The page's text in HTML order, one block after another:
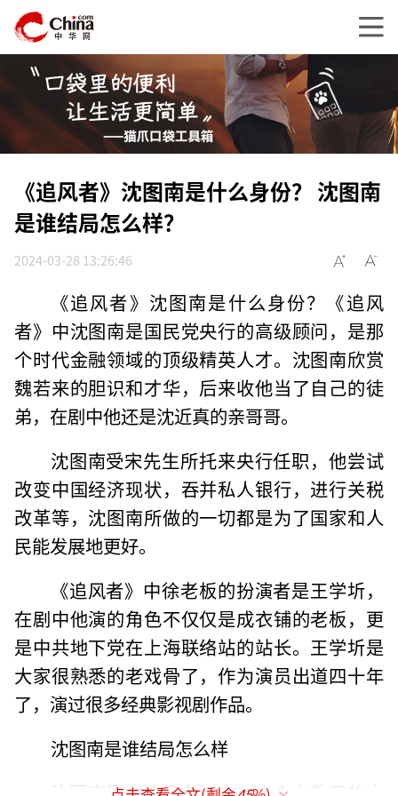
《追风者》沈图南是什么身份？ 沈图南
是谁结局怎么样？
2024-03-28 13:26:46
《追风者》沈图南是什么身份？《追风
者》中沈图南是国民党央行的高级顾问，是那
个时代金融领域的顶级精英人才。沈图南欣赏
魏若来的胆识和才华，后来收他当了自己的徒
弟，在剧中他还是沈近真的亲哥哥。
沈图南受宋先生所托来央行任职，他尝试
改变中国经济现状，吞并私人银行，进行关税
改革等，沈图南所做的一切都是为了国家和人
民能发展地更好。
《追风者》中徐老板的扮演者是王学圻，
在剧中他演的角色不仅仅是成衣铺的老板，更
是中共地下党在上海联络站的站长。王学圻是
大家很熟悉的老戏骨了，作为演员出道四十年
了，演过很多经典影视剧作品。
沈图南是谁结局怎么样